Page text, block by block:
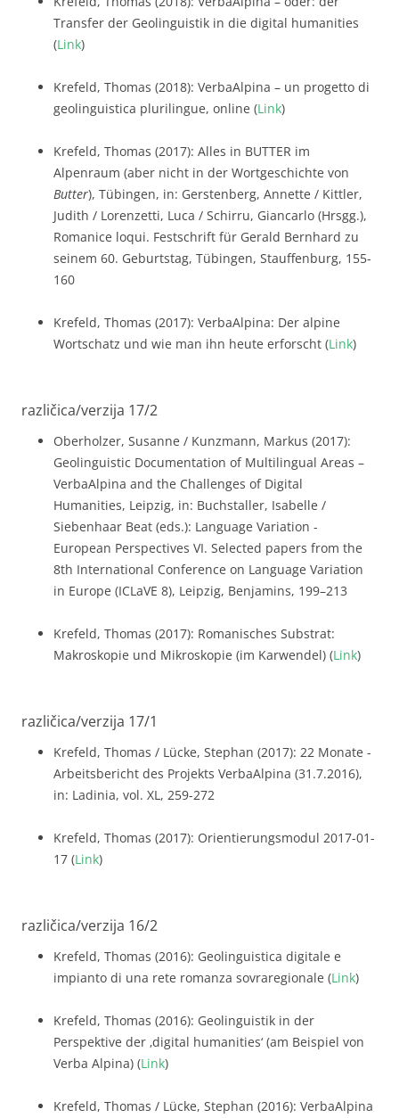
Transfer der Geolinguistik in die digital humanities
(Link)
Krefeld, Thomas (2018): VerbaAlpina – un progetto di
geolinguistica plurilingue, online (Link)
Krefeld, Thomas (2017): Alles in BUTTER im
Alpenraum (aber nicht in der Wortgeschichte von
Butter), Tübingen, in: Gerstenberg, Annette / Kittler,
Judith / Lorenzetti, Luca / Schirru, Giancarlo (Hrsgg.),
Romanice loqui. Festschrift für Gerald Bernhard zu
seinem 60. Geburtstag, Tübingen, Stauffenburg, 155-
160
Krefeld, Thomas (2017): VerbaAlpina: Der alpine
Wortschatz und wie man ihn heute erforscht (Link)
različica/verzija 17/2
Oberholzer, Susanne / Kunzmann, Markus (2017):
Geolinguistic Documentation of Multilingual Areas –
VerbaAlpina and the Challenges of Digital
Humanities, Leipzig, in: Buchstaller, Isabelle /
Siebenhaar Beat (eds.): Language Variation -
European Perspectives VI. Selected papers from the
8th International Conference on Language Variation
in Europe (ICLaVE 8), Leipzig, Benjamins, 199–213
Krefeld, Thomas (2017): Romanisches Substrat:
Makroskopie und Mikroskopie (im Karwendel) (Link)
različica/verzija 17/1
Krefeld, Thomas / Lücke, Stephan (2017): 22 Monate -
Arbeitsbericht des Projekts VerbaAlpina (31.7.2016),
in: Ladinia, vol. XL, 259-272
Krefeld, Thomas (2017): Orientierungsmodul 2017-01-
17 (Link)
različica/verzija 16/2
Krefeld, Thomas (2016): Geolinguistica digitale e
impianto di una rete romanza sovraregionale (Link)
Krefeld, Thomas (2016): Geolinguistik in der
Perspektive der ‚digital humanities‘ (am Beispiel von
Verba Alpina) (Link)
Krefeld, Thomas / Lücke, Stephan (2016): VerbaAlpina